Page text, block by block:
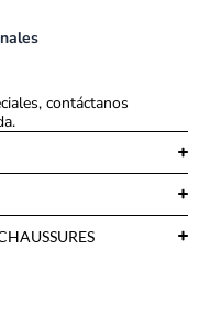
contáctanos